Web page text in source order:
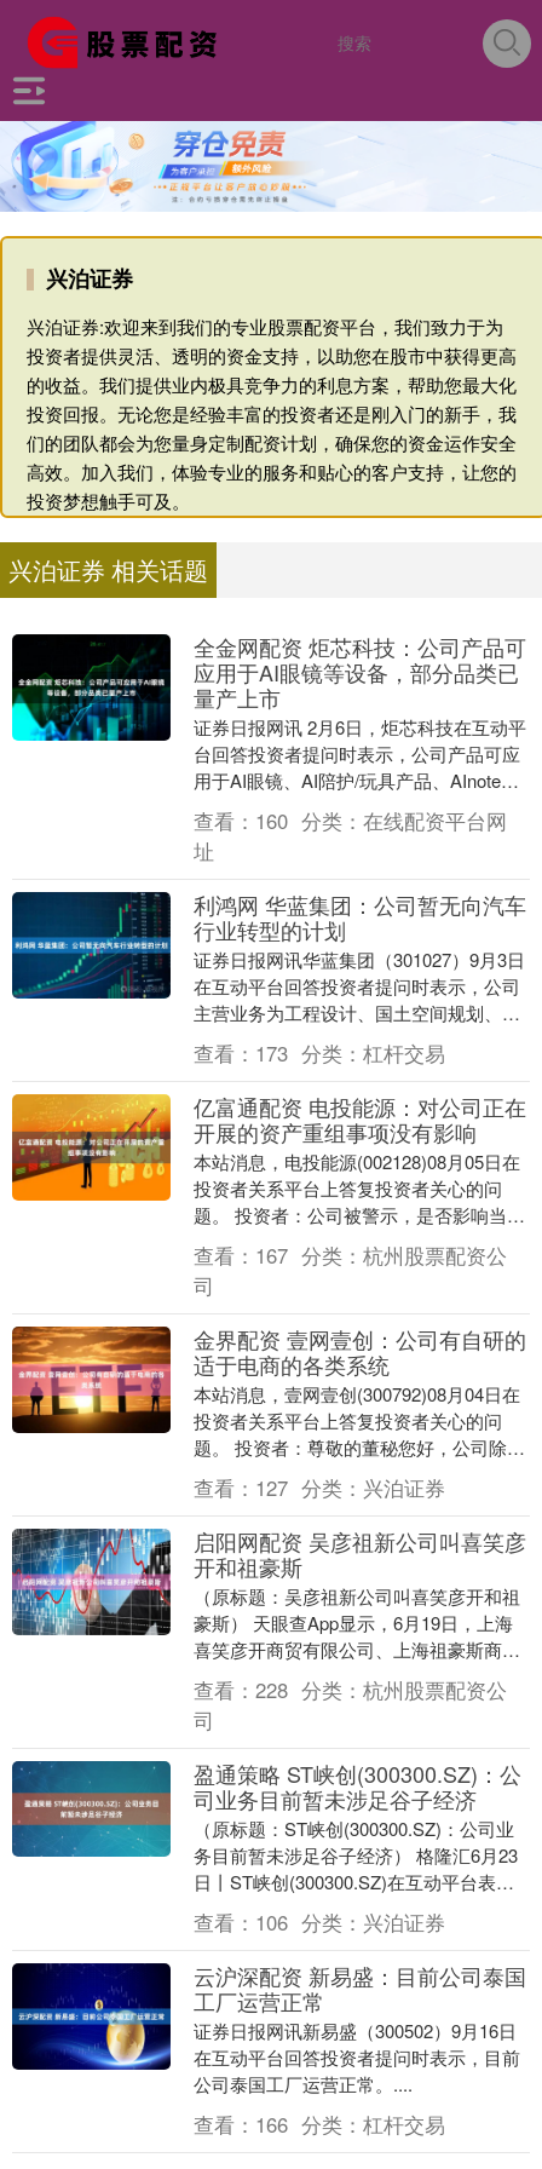
兴泊证券
兴泊证券:欢迎来到我们的专业股票配资平台，我们致力于为
投资者提供灵活、透明的资金支持，以助您在股市中获得更高
的收益。我们提供业内极具竞争力的利息方案，帮助您最大化
投资回报。无论您是经验丰富的投资者还是刚入门的新手，我
们的团队都会为您量身定制配资计划，确保您的资金运作安全
高效。加入我们，体验专业的服务和贴心的客户支持，让您的
投资梦想触手可及。
兴泊证券 相关话题
全金网配资 炬芯科技：公司产品可
应用于AI眼镜等设备，部分品类已
量产上市
证券日报网讯 2月6日，炬芯科技在互动平
台回答投资者提问时表示，公司产品可应
用于AI眼镜、AI陪护/玩具产品、AInote、
智能音箱等设备，部分品类已量产上
市。....
查看： 160 分类： 在线配资平台网
址
利鸿网 华蓝集团：公司暂无向汽车
行业转型的计划
证券日报网讯华蓝集团（301027）9月3日
在互动平台回答投资者提问时表示，公司
主营业务为工程设计、国土空间规划、工
程总承包管理及工程咨询服务等，并向分
布式光伏....
查看： 173 分类： 杠杆交易
亿富通配资 电投能源：对公司正在
开展的资产重组事项没有影响
本站消息，电投能源(002128)08月05日在
投资者关系平台上答复投资者关心的问
题。 投资者：公司被警示，是否影响当前
的收购？如果影响，具体是怎么样的电投
能源....
查看： 167 分类： 杭州股票配资公
司
金界配资 壹网壹创：公司有自研的
适于电商的各类系统
本站消息，壹网壹创(300792)08月04日在
投资者关系平台上答复投资者关心的问
题。 投资者：尊敬的董秘您好，公司除了
做代理和运营服务以外，难道就没有任何
是公....
查看： 127 分类： 兴泊证券
启阳网配资 吴彦祖新公司叫喜笑彦
开和祖豪斯
（原标题：吴彦祖新公司叫喜笑彦开和祖
豪斯） 天眼查App显示，6月19日，上海
喜笑彦开商贸有限公司、上海祖豪斯商业
发展有限公司成立，法定代表人均为生
丽，注册资本....
查看： 228 分类： 杭州股票配资公
司
盈通策略 ST峡创(300300.SZ)：公
司业务目前暂未涉足谷子经济
（原标题：ST峡创(300300.SZ)：公司业
务目前暂未涉足谷子经济） 格隆汇6月23
日丨ST峡创(300300.SZ)在互动平台表
示，公司聚焦智慧城市的发展....
查看： 106 分类： 兴泊证券
云沪深配资 新易盛：目前公司泰国
工厂运营正常
证券日报网讯新易盛（300502）9月16日
在互动平台回答投资者提问时表示，目前
公司泰国工厂运营正常。....
查看： 166 分类： 杠杆交易